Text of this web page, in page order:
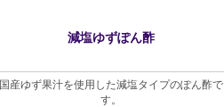
減塩ゆずぽん酢
国産ゆず果汁を使用した減塩タイプのぽん酢で
す。